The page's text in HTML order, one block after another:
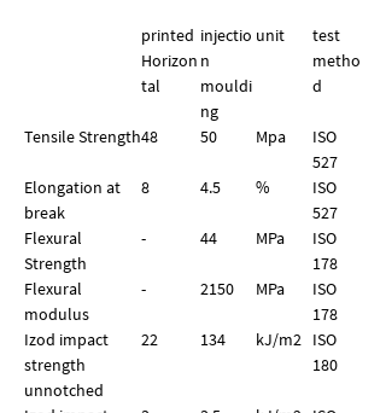
printed
Horizon
tal
injectio
n
mouldi
ng
unit
test
metho
d
Tensile Strength48 50 Mpa
ISO
527
Elongation at
break
8 4.5 %
ISO
527
Flexural
Strength
- 44 MPa
ISO
178
Flexural
modulus
- 2150 MPa
ISO
178
Izod impact
strength
unnotched
22 134 kJ/m2 ISO
180